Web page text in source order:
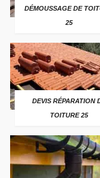
DÉMOUSSAGE DE
25
DEVIS RÉPARATION
TOITURE 25